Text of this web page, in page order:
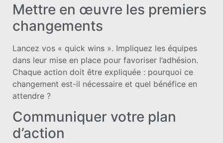
Mettre en œuvre les premiers
changements
Lancez vos « quick wins ». Impliquez les équipes
dans leur mise en place pour favoriser l’adhésion.
Chaque action doit être expliquée : pourquoi ce
changement est-il nécessaire et quel bénéfice en
attendre ?
Communiquer votre plan
d’action